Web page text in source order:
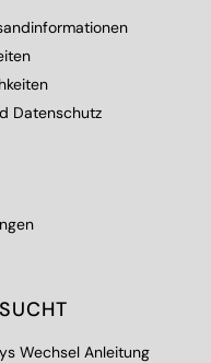
Datenschutz
Wechsel Anleitung